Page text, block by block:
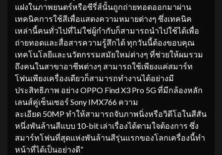
แฝงในภาพยนตร์หรือซีรี่ส์นั้นถูกถ่ายทอดออกมาผ่าน
เทคนิคการใช้สีเพื่อแสดงความหมายต่างๆ ซึ่งเทคนิค
เหล่านี้คนทั่วไปที่ไม่ใช่ผู้กำกับก็สามารถนำไปใช้ได้เพื่อ
ถ่ายทอดและสื่อสารความรู้สึกได้ ทุกวันนี้ต้องขอบคุณ
เทคโนโลยีและนวัตกรรมสมัยใหม่ต่างๆ ที่ช่วยให้ผมรวม
ถึงคนในสาขาอาชีพต่างๆ สามารถใช้เพียงแค่สมาร์ท
โฟนเพียงเครื่องเดียวก็สามารถทำงานได้อย่างมี
ประสิทธิภาพ อย่าง OPPO Find X3 Pro 5G ที่มีกล้องหลัก
เลนส์คู่เซ็นเซอร์ Sony IMX766 ความ
ละเอียด 50MPทำให้สามารถจับภาพนิ่งหรือวิดีโอในสีสัน
หนึ่งพันล้านสีแบบ 10-bit เล่าเรื่องได้ตามใจต้องการ ซึ่ง
สมาร์ทโฟนที่สุดแห่งพันล้านสีรุ่นแรกของโลกเครื่องนี้ทำ
หน้าที่ได้เป็นอย่างดี”